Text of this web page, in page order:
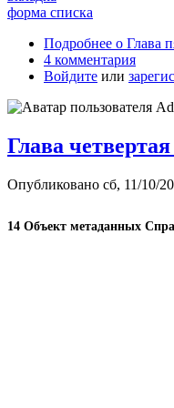
форма списка
Подробнее о Глава
4 комментария
Войдите или
Глава
Опубликовано сб, 11/10/
14 Объект метаданных